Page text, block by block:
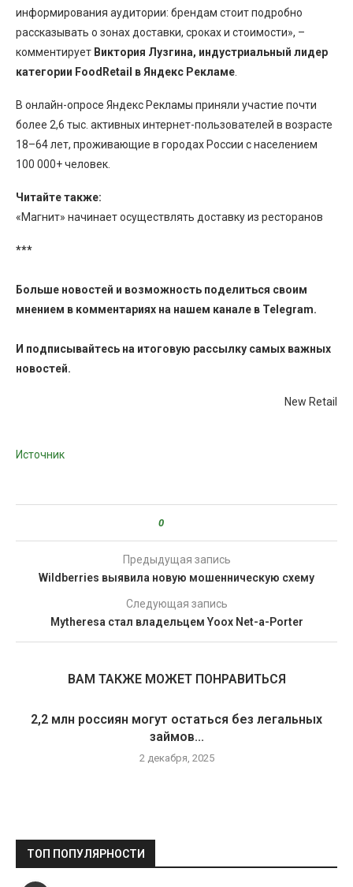
информирования аудитории: брендам стоит подробно
рассказывать о зонах доставки, сроках и стоимости», –
комментирует Виктория Лузгина, индустриальный лидер
категории FoodRetail в Яндекс Рекламе
В онлайн-опросе Яндекс Рекламы приняли участие почти
более 2,6 тыс. активных интернет-пользователей в возрасте
18–64 лет, проживающие в городах России с населением
100 000+ человек.
Читайте также:
«Магнит» начинает осуществлять доставку из ресторанов
***
Больше новостей и возможность поделиться своим
мнением в комментариях на нашем канале в Telegram.
И подписывайтесь на итоговую рассылку самых важных
новостей.
New Retail
Источник
0
Предыдущая запись
Wildberries выявила новую мошенническую схему
Следующая запись
Mytheresa стал владельцем Yoox Net-a-Porter
ВАМ ТАКЖЕ МОЖЕТ ПОНРАВИТЬСЯ
2,2 млн россиян могут остаться без легальных
займов...
2 декабря, 2025
ТОП ПОПУЛЯРНОСТИ